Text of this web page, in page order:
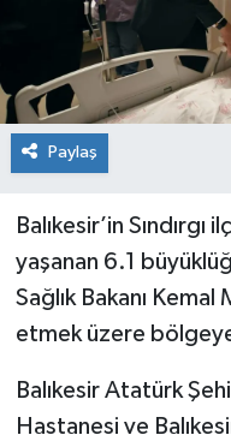
Paylaş
Balıkesir’in
yaşanan 6.1
Sağlık Bakanı
etmek üzere
Balıkesir Atatürk
Hastanesi ve